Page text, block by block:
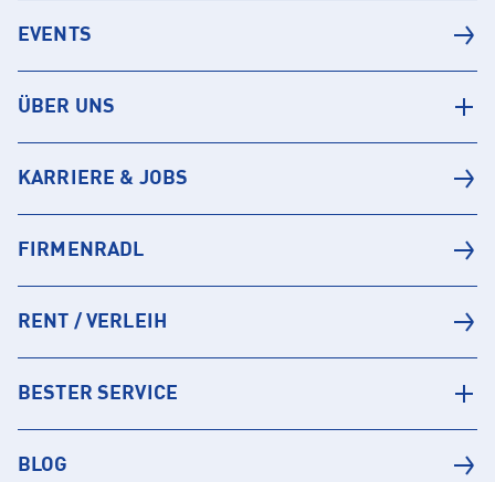
EVENTS
ÜBER UNS
KARRIERE & JOBS
FIRMENRADL
RENT / VERLEIH
BESTER SERVICE
BLOG